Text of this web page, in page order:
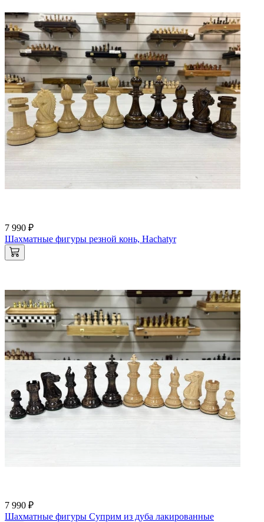
7 990 ₽
Шахматные фигуры резной конь, Hachatyr
7 990 ₽
Шахматные фигуры Суприм из дуба лакированные